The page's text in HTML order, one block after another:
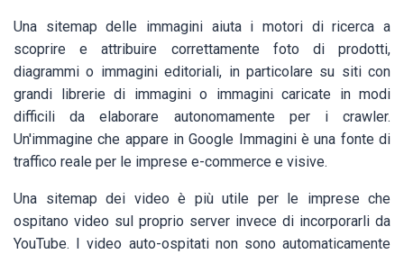
Una sitemap delle immagini aiuta i motori di ricerca a
scoprire e attribuire correttamente foto di prodotti,
diagrammi o immagini editoriali, in particolare su siti con
grandi librerie di immagini o immagini caricate in modi
difficili da elaborare autonomamente per i crawler.
Un'immagine che appare in Google Immagini è una fonte di
traffico reale per le imprese e-commerce e visive.
Una sitemap dei video è più utile per le imprese che
ospitano video sul proprio server invece di incorporarli da
YouTube. I video auto-ospitati non sono automaticamente